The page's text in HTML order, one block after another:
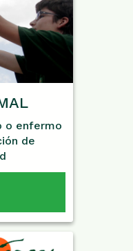
o enfermo
de